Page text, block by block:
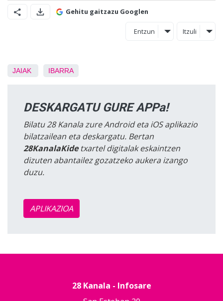
Gehitu gaitzazu Googlen
Entzun Itzuli
JAIAK IBARRA
DESKARGATU GURE APPa!
Bilatu 28 Kanala zure Android eta iOS aplikazio
bilatzailean eta deskargatu. Bertan
28KanalaKidetxartel digitalak eskaintzen
dizuten abantailez gozatzeko aukera izango
duzu.
APLIKAZIOA
28 Kanala - Infosare